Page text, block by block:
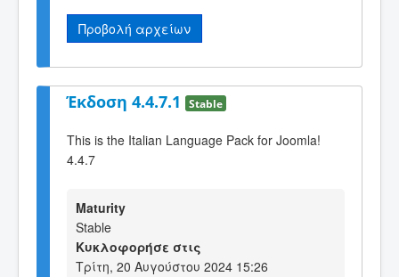
Προβολή αρχείων
Έκδοση 4.4.7.1 Stable
This is the Italian Language Pack for Joomla!
4.4.7
Maturity
Stable
Κυκλοφορήσε στις
Τρίτη, 20 Αυγούστου 2024 15:26